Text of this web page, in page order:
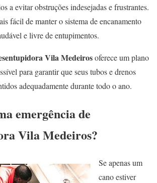
a evitar obstruções indesejadas e frustrantes.
fácil de manter o sistema de encanamento
e livre de entupimentos.
Vila Medeirosoferece um plano
para garantir que seus tubos e drenos
adequadamente durante todo o ano.
emergência de
Vila Medeiros?
Se apenas um
cano estiver